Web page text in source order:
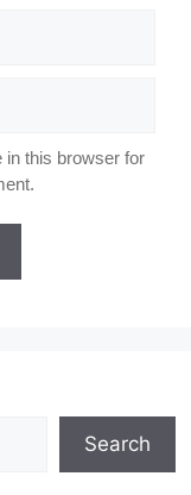
in this browser for
Search